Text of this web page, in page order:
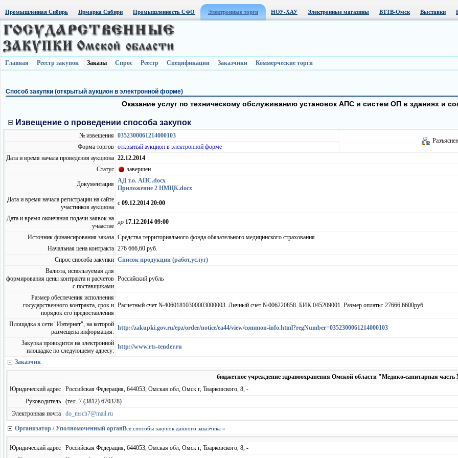
Промышленная Сибирь Ярмарка Сибири Промышленность СФО Электронные торги НОУ-ХАУ Электронные магазины ВТТВ-Омск Выставки
Главная Реестр закупок Заказы Спрос Реестр Спецификации Заказчики Коммерческие торги
Способ закупки (открытый аукцион в электронной форме)
Оказание услуг по техническому обслуживанию установок АПС и систем ОП в зданиях
Извещение о проведении способа закупок
№ извещения 0352300061214000103
Форма торгов открытый аукцион в электронной форме
Дата и время начала проведения аукциона 22.12.2014
Статус
завершен
Документация АД т.о. АПС.docx
Приложение 2 НМЦК.docx
Дата и время начала регистрации на сайте
участников аукциона
с 09.12.2014 20:00
Дата и время окончания подачи заявок на
учаастие
до 17.12.2014 09:00
Источник финансирования заказа Средства территориального фонда обязательного медицинского страхования
Начальная цена контракта 276 666,60 руб.
Спрос способа закупки Список продукции (работ,услуг)
Валюта, используемая для
формирования цены контракта и расчетов
с поставщиками
Российский рубль
Размер обеспечения исполнения
государственного контракта, срок и
порядок его предоставления
Расчетный счет №40601810300003000003. Личный счет №006220858. БИК 045209001. Размер оплаты: 27666.6600руб.
Площадка в сети "Интернет", на которой
размещена информация:
http://zakupki.gov.ru/epz/order/notice/ea44/view/common-info.html?regNumber=0352300061214000103
Закупка проводится на электронной
площадке по следующему адресу:
http://www.rts-tender.ru
Заказчик
бюджетное учреждение здравоохранения Омской области "Медико-санитарная
Юридический адрес
Российская Федерация, 644053, Омская обл, Омск г, Тварковского, 8, -
Руководитель
(тел. 7 (3812) 670378)
Электронная почта
do_msch7@mail.ru
Организатор / Уполномоченный органВсе способы закупок данного заказчика »
Юридический адрес
Российская Федерация, 644053, Омская обл, Омск г, Тварковского, 8, -